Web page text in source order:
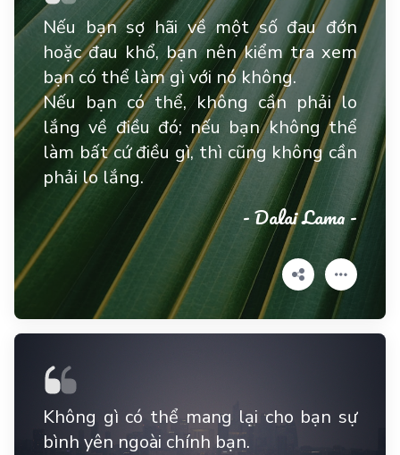
Nếu bạn sợ hãi về một số đau đớn
hoặc đau khổ, bạn nên kiểm tra xem
bạn có thể làm gì với nó không.
Nếu bạn có thể, không cần phải lo
lắng về điều đó; nếu bạn không thể
làm bất cứ điều gì, thì cũng không cần
phải lo lắng.
- Dalai Lama -
Không gì có thể mang lại cho bạn sự
bình yên ngoài chính bạn.